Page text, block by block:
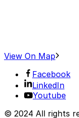
View On Map
Facebook
LinkedIn
Youtube
© 2024 All rights